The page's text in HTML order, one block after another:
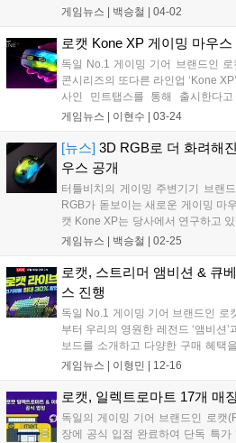
이후로 해마다 인터넷에 웃음꽃을
업체에서는 IT 팬들을 위해 즐거운
합한 기사를 준비했다....
게임뉴스 | 백승철 | 04-02
로캣 Kone XP 게이밍 마우
독일 No.1 게이밍 기어 브랜드인
콘시리즈의 또다른 라인업 ‘Kone
사인 민트탭스를 통해 출시한다
XP’는 로캣의 콘(Kone) 시리즈로 그
게임뉴스 | 이현수 | 03-24
[뉴스] 3D RGB로 더 화려해
우스 공개
터틀비치의 게이밍 주변기기 브랜
RGB가 돋보이는 새로운 게이밍 마
캣 Kone XP는 당사에서 연구하고
으로 로캣의 Owl-Eye 19K DPI 광학
디자인 등이 특징이다....
게임뉴스 | 백승철 | 02-25
로캣, 스트리머 앰비션 & 큐
스 진행
독일 No.1 게이밍 기어 브랜드인 로
부터 우리의 영원한 레전드 ‘앰비션’
보드를 소개하고 다양한 구매 혜택
사를 진행한다. 로캣 최초로 진행되
게임뉴스 | 이형민 | 12-16
로캣, 일렉트로마트 17개 매
독일의 게이밍 기어 브랜드인 로캣
장에 공식 입점 완료하여 단독 특